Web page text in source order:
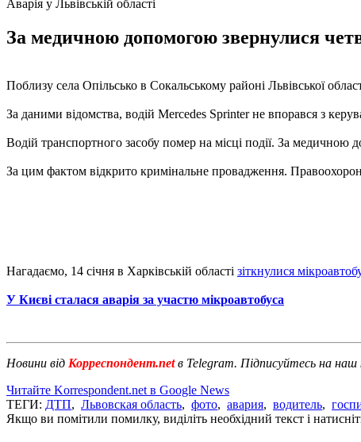
Аварія у Львівській області
За медичною допомогою звернулися
Поблизу села Опільсько в Сокальському районі Львівської
За даними відомства, водій Mercedes Sprinter не впорався з
Водій транспортного засобу помер на місці події. За медичною
За цим фактом відкрито кримінальне провадження.
Нагадаємо, 14 січня в Харківській області зіткнулися
У Києві сталася аварія за участю мікроавтобуса
Новини від Корреспондент.netв Telegram. Підписуйтесь на наш
Читайте Korrespondent.net в Google News
ТЕГИ: ДТП, Львовская область, фото, авария, водитель,
Якщо ви помітили помилку, виділіть необхідний текст і